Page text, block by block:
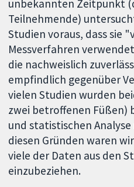
unbekannten Zeitpunkt
Teilnehmende)
Studien voraus, dass sie
Messverfahren
die nachweislich
empfindlich gegenüber
vielen Studien wurden
zwei betroffenen Füßen)
und statistischen
diesen Gründen waren
viele der Daten aus den
einzubeziehen.